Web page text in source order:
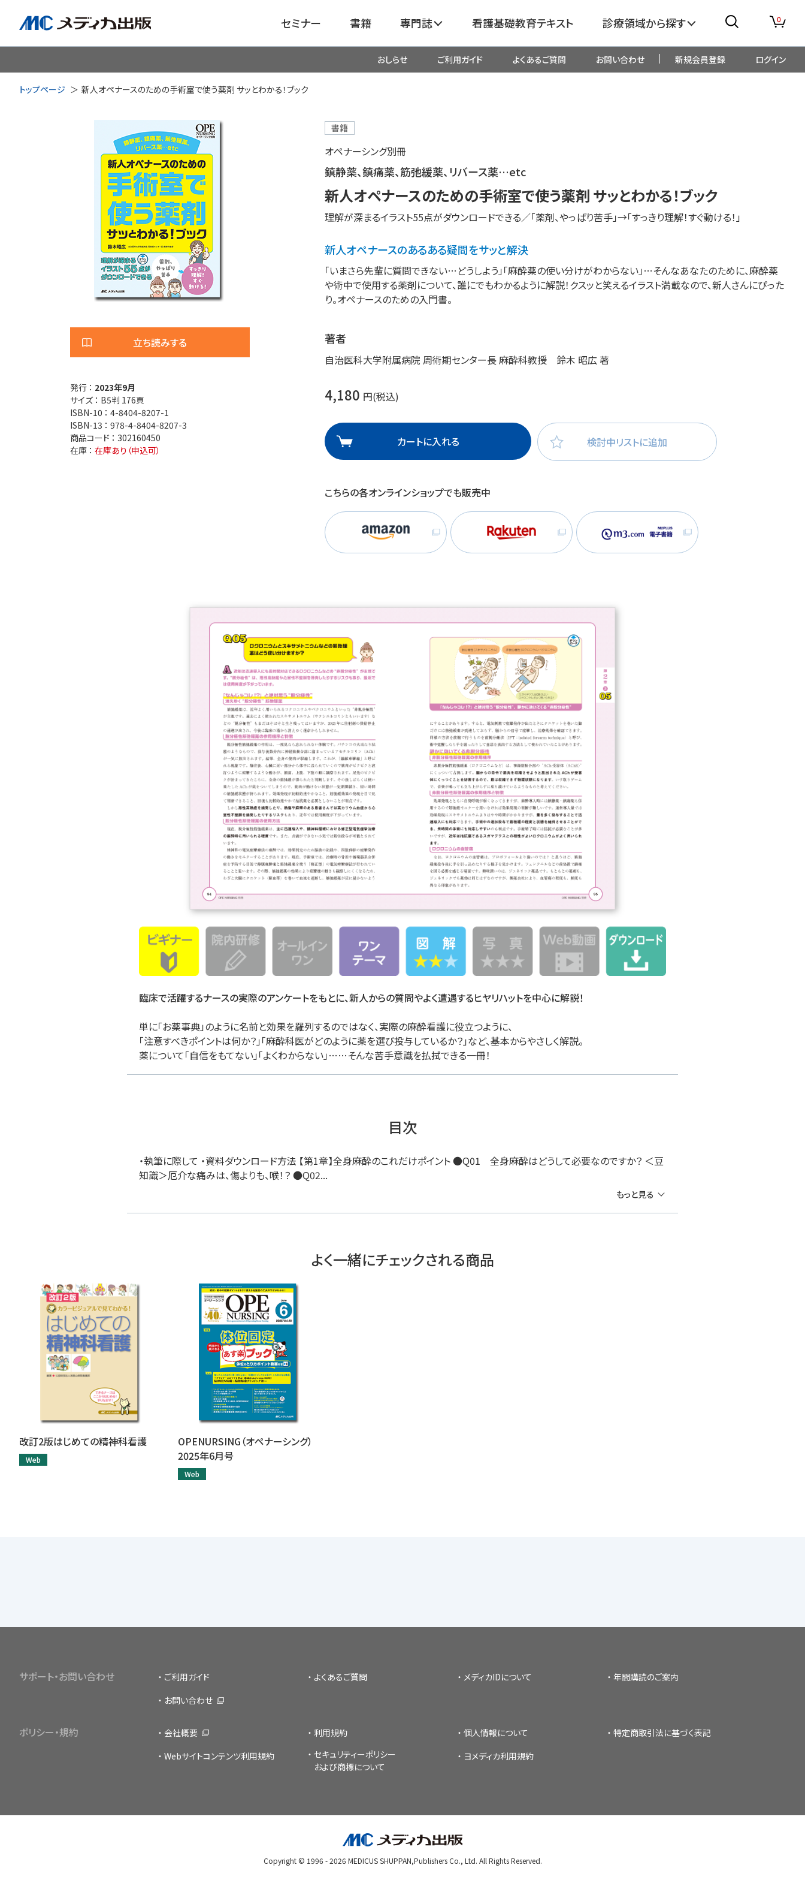
セミナー 書籍 専門誌
看護
医学
栄養
看護基礎教育テキスト 診療領域から探す
脳神経 循環器 心臓血管
がん
耳鼻咽喉科 産科・婦人科・周産期・助産
手術室・麻酔 救命・救急 総合診療 一般内科
感染管理・感染症 栄養管理 超音波・画像・臨床検査
医療安全 産業保健 在宅医療・看護 高齢者看護
退院調整・地域医療連携 高齢者介護
0
おしらせ ご利用ガイド よくあるご質問 お問い合わせ 新規会員登録 ログイン
トップページ 新人オペナースのための手術室で使う薬剤 サッとわかる！ブック
立ち読みする
発行 ： 2023年9月
サイズ ： B5判 176頁
ISBN-10 ： 4-8404-8207-1
ISBN-13 ： 978-4-8404-8207-3
商品コード ： 302160450
在庫 ： 在庫あり（申込可）
書籍
オペナーシング別冊
鎮静薬、鎮痛薬、筋弛緩薬、リバース薬…etc
新人オペナースのための手術室で使う薬剤 サッとわかる！ブック
理解が深まるイラスト55点がダウンロードできる／「薬剤、やっぱり苦手」→「すっきり理解！すぐ動ける！」
新人オペナースのあるある疑問をサッと解決
「いまさら先輩に質問できない…どうしよう」「麻酔薬の使い分けがわからない」…そんなあなたのために、麻酔薬
や術中で使用する薬剤について、誰にでもわかるように解説！クスッと笑えるイラスト満載なので、新人さんにぴった
り。オペナースのための入門書。
著者
自治医科大学附属病院 周術期センター長 麻酔科教授 鈴木 昭広 著
4,180 円(税込)
カートに入れる 検討中リストに追加
こちらの各オンラインショップでも販売中
臨床で活躍するナースの実際のアンケートをもとに、新人からの質問やよく遭遇するヒヤリハットを中心に解説！
単に「お薬事典」のように名前と効果を羅列するのではなく、実際の麻酔看護に役立つように、
「注意すべきポイントは何か？」「麻酔科医がどのように薬を選び投与しているか？」など、基本からやさしく解説。
薬について「自信をもてない」「よくわからない」……そんな苦手意識を払拭できる一冊！
目次
・執筆に際して ・資料ダウンロード方法 【第1章】全身麻酔のこれだけポイント ●Q01 全身麻酔はどうして必要なのですか？ ＜豆
知識＞厄介な痛みは、傷よりも、喉！？ ●Q02...
もっと見る
よく一緒にチェックされる商品
改訂2版はじめての精神科看護
Web
OPENURSING（オペナーシング）
2025年6月号
Web
サポート・お問い合わせ ご利用ガイド よくあるご質問 メディカIDについて
年間購読のご案内
お問い合わせ
ポリシー・規約 会社概要 利用規約 個人情報について
特定商取引法に基づく表記
Webサイトコンテンツ利用規約
セキュリティーポリシー
および商標について
ヨメディカ利用規約
Copyright © 1996 -2026 MEDICUS SHUPPAN,Publishers Co., Ltd. All Rights Reserved.